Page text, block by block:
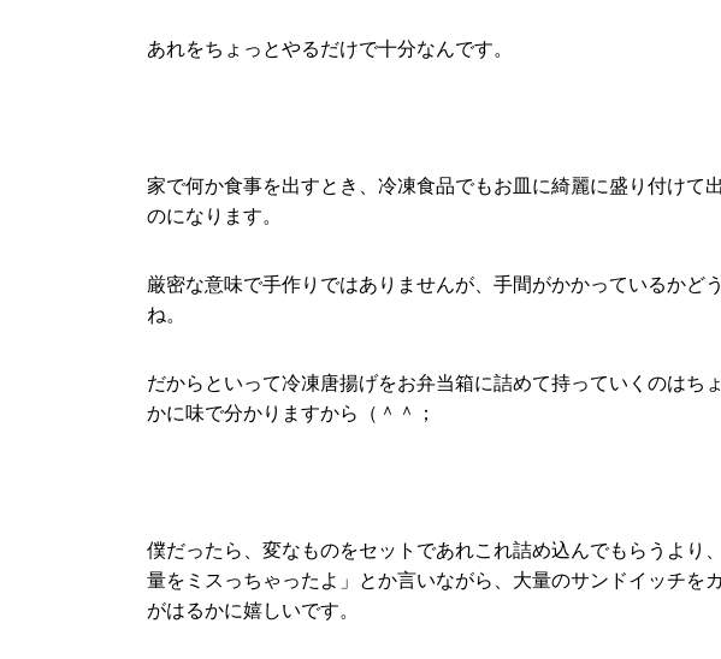
あれをちょっとやるだけで十分なんです。
家で何か食事を出すとき、冷凍食品でもお皿に綺麗に盛り付けて
のになります。
厳密な意味で手作りではありませんが、手間がかかっているかど
ね。
だからといって冷凍唐揚げをお弁当箱に詰めて持っていくのはち
かに味で分かりますから（＾＾；
僕だったら、変なものをセットであれこれ詰め込んでもらうより
量をミスっちゃったよ」とか言いながら、大量のサンドイッチを
がはるかに嬉しいです。